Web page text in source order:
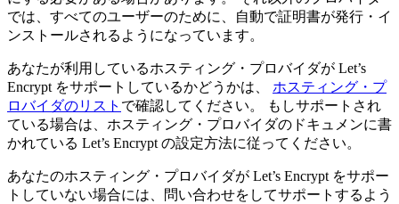
では、すべてのユーザーのために、自動で証明書が発行・イ
ンストールされるようになっています。
あなたが利用しているホスティング・プロバイダが Let’s
Encrypt をサポートしているかどうかは、 ホスティング・プ
ロバイダのリスト で確認してください。 もしサポートされ
ている場合は、ホスティング・プロバイダのドキュメンに書
かれている Let’s Encrypt の設定方法に従ってください。
あなたのホスティング・プロバイダが Let’s Encrypt をサポー
トしていない場合には、問い合わせをしてサポートするよう